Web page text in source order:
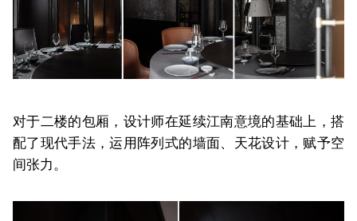
对于二楼的包厢，设计师在延续江南意境的基础上，搭
配了现代手法，运用阵列式的墙面、天花设计，赋予空
间张力。